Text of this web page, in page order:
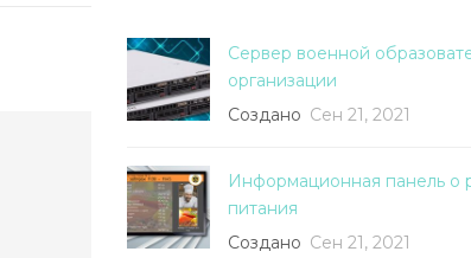
Сервер военной
организации
Создано Сен 21, 2021
Информационная панель о
питания
Создано Сен 21, 2021